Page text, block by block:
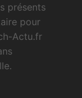
présents
pour
Actu.fr